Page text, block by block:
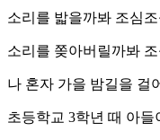
소리를 밟을까봐 조심조
소리를 쫒아버릴까봐
나 혼자 가을 밤길을 걸
초등학교 3학년 때 아들